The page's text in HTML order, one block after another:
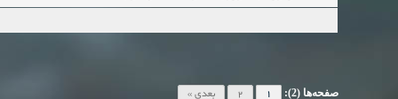
شروع کننده: yadak724 آخرین ارسال توسط:
صفحه‌ها (2): 1
2 بعدی »